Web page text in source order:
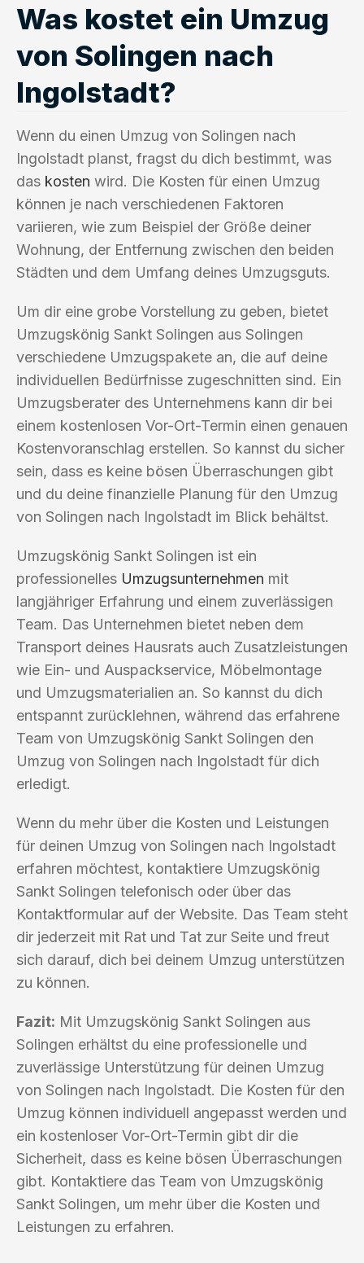
Was kostet ein Umzug
von Solingen nach
Ingolstadt?
Wenn du einen Umzug von Solingen nach
Ingolstadt planst, fragst du dich bestimmt, was
das kosten wird. Die Kosten für einen Umzug
können je nach verschiedenen Faktoren
variieren, wie zum Beispiel der Größe deiner
Wohnung, der Entfernung zwischen den beiden
Städten und dem Umfang deines Umzugsguts.
Um dir eine grobe Vorstellung zu geben, bietet
Umzugskönig Sankt Solingen aus Solingen
verschiedene Umzugspakete an, die auf deine
individuellen Bedürfnisse zugeschnitten sind. Ein
Umzugsberater des Unternehmens kann dir bei
einem kostenlosen Vor-Ort-Termin einen genauen
Kostenvoranschlag erstellen. So kannst du sicher
sein, dass es keine bösen Überraschungen gibt
und du deine finanzielle Planung für den Umzug
von Solingen nach Ingolstadt im Blick behältst.
Umzugskönig Sankt Solingen ist ein
professionelles Umzugsunternehmen mit
langjähriger Erfahrung und einem zuverlässigen
Team. Das Unternehmen bietet neben dem
Transport deines Hausrats auch Zusatzleistungen
wie Ein- und Auspackservice, Möbelmontage
und Umzugsmaterialien an. So kannst du dich
entspannt zurücklehnen, während das erfahrene
Team von Umzugskönig Sankt Solingen den
Umzug von Solingen nach Ingolstadt für dich
erledigt.
Wenn du mehr über die Kosten und Leistungen
für deinen Umzug von Solingen nach Ingolstadt
erfahren möchtest, kontaktiere Umzugskönig
Sankt Solingen telefonisch oder über das
Kontaktformular auf der Website. Das Team steht
dir jederzeit mit Rat und Tat zur Seite und freut
sich darauf, dich bei deinem Umzug unterstützen
zu können.
Fazit: Mit Umzugskönig Sankt Solingen aus
Solingen erhältst du eine professionelle und
zuverlässige Unterstützung für deinen Umzug
von Solingen nach Ingolstadt. Die Kosten für den
Umzug können individuell angepasst werden und
ein kostenloser Vor-Ort-Termin gibt dir die
Sicherheit, dass es keine bösen Überraschungen
gibt. Kontaktiere das Team von Umzugskönig
Sankt Solingen, um mehr über die Kosten und
Leistungen zu erfahren.